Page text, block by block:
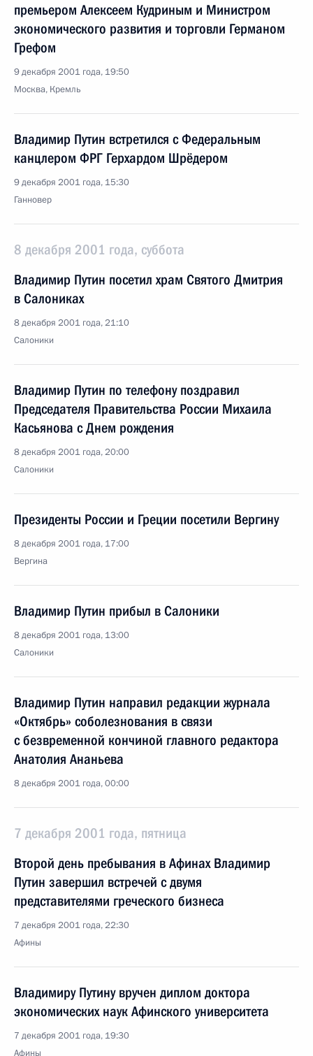
премьером Алексеем Кудриным и Министром
экономического развития и торговли Германом
Грефом
9 декабря 2001 года, 19:50
Москва, Кремль
Владимир Путин встретился с Федеральным
канцлером ФРГ Герхардом Шрёдером
9 декабря 2001 года, 15:30
Ганновер
8 декабря 2001 года, суббота
Владимир Путин посетил храм Святого Дмитрия
в Салониках
8 декабря 2001 года, 21:10
Салоники
Владимир Путин по телефону поздравил
Председателя Правительства России Михаила
Касьянова с Днем рождения
8 декабря 2001 года, 20:00
Салоники
Президенты России и Греции посетили Вергину
8 декабря 2001 года, 17:00
Вергина
Владимир Путин прибыл в Салоники
8 декабря 2001 года, 13:00
Салоники
Владимир Путин направил редакции журнала
«Октябрь» соболезнования в связи
с безвременной кончиной главного редактора
Анатолия Ананьева
8 декабря 2001 года, 00:00
7 декабря 2001 года, пятница
Второй день пребывания в Афинах Владимир
Путин завершил встречей с двумя
представителями греческого бизнеса
7 декабря 2001 года, 22:30
Афины
Владимиру Путину вручен диплом доктора
экономических наук Афинского университета
7 декабря 2001 года, 19:30
Афины